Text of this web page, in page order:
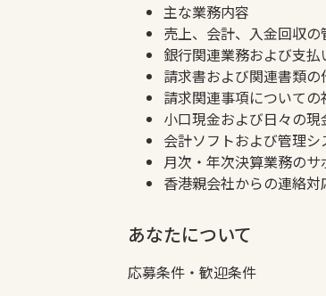
主な業務内容
売上、会計、入金回収の
銀行関連業務および支払
請求書および関連書類
請求関連事項について
小口現金および日々の現
会計ソフトおよび管理
月次・年次決算業務のサ
香港親会社からの連絡
あなたについて
応募条件・歓迎条件